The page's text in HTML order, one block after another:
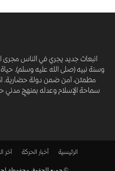
انبعاث جديد يجري في الناس مجرى
وسنة نبيه (صلى الله عليه وسلم).
مطمئن، آمن ضمن دولة حضارية.
سماحة الإسلام وعدله بمنهجٍ مدني
الرئيسية أخبار الحركة آخر